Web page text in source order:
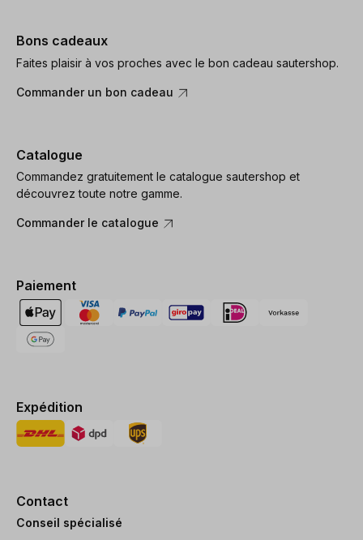
Bons cadeaux
Faites plaisir à vos proches avec le bon cadeau sautershop.
Commander un bon cadeau
Catalogue
Commandez gratuitement le catalogue sautershop et
découvrez toute notre gamme.
Commander le catalogue
Paiement
Expédition
Contact
Conseil spécialisé